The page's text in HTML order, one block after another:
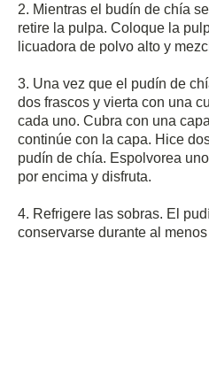
2. Mientras el budín de chía
retire la pulpa. Coloque la
licuadora de polvo alto y
3. Una vez que el pudín de
dos frascos y vierta con una
cada uno. Cubra con una
continúe con la capa. Hice
pudín de chía. Espolvorea
por encima y disfruta.
4. Refrigere las sobras. El
conservarse durante al